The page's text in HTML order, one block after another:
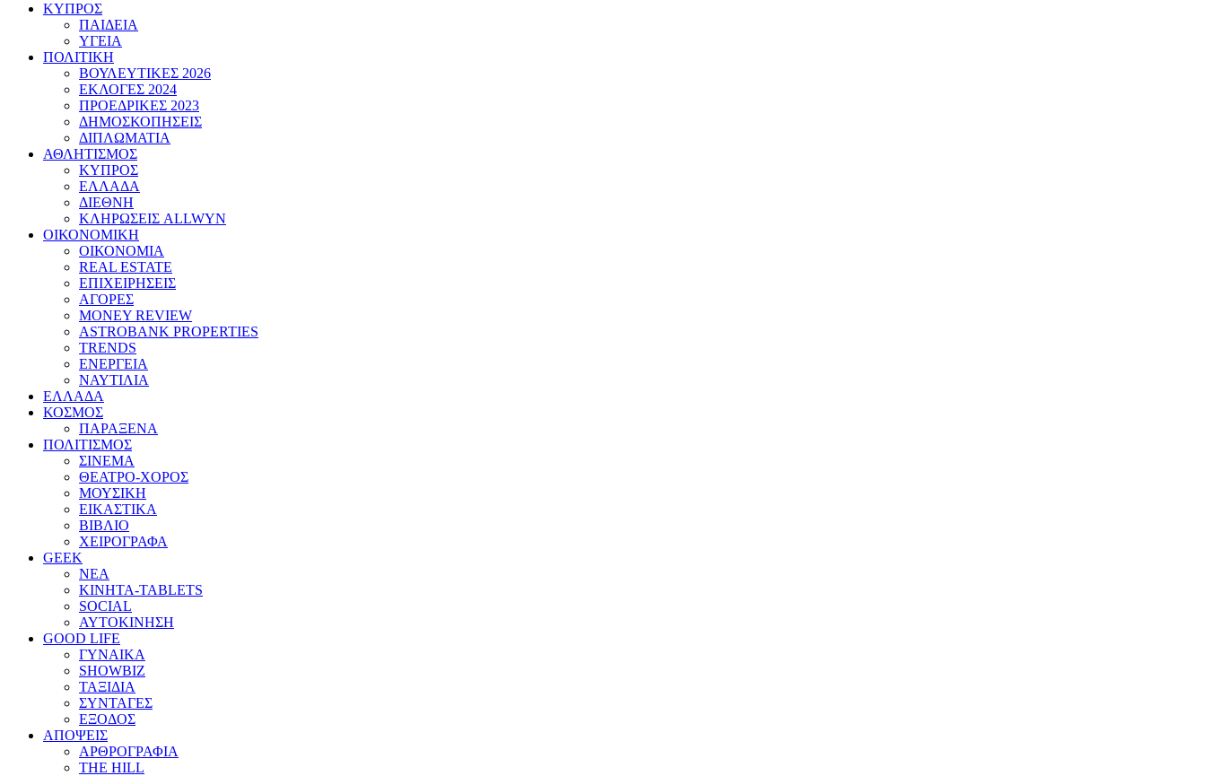
ΚΥΠΡΟΣ
ΠΑΙΔΕΙΑ
ΥΓΕΙΑ
ΠΟΛΙΤΙΚΗ
ΒΟΥΛΕΥΤΙΚΕΣ 2026
ΕΚΛΟΓΕΣ 2024
ΠΡΟΕΔΡΙΚΕΣ 2023
ΔΗΜΟΣΚΟΠΗΣΕΙΣ
ΔΙΠΛΩΜΑΤΙΑ
ΑΘΛΗΤΙΣΜΟΣ
ΚΥΠΡΟΣ
ΕΛΛΑΔΑ
ΔΙΕΘΝΗ
ΚΛΗΡΩΣΕΙΣ ALLWYN
ΟΙΚΟΝΟΜΙΚΗ
ΟΙΚΟΝΟΜΙΑ
REAL ESTATE
ΕΠΙΧΕΙΡΗΣΕΙΣ
ΑΓΟΡΕΣ
MONEY REVIEW
ASTROBANK PROPERTIES
TRENDS
ΕΝΕΡΓΕΙΑ
ΝΑΥΤΙΛΙΑ
ΕΛΛΑΔΑ
ΚΟΣΜΟΣ
ΠΑΡΑΞΕΝΑ
ΠΟΛΙΤΙΣΜΟΣ
ΣΙΝΕΜΑ
ΘΕΑΤΡΟ-ΧΟΡΟΣ
ΜΟΥΣΙΚΗ
ΕΙΚΑΣΤΙΚΑ
ΒΙΒΛΙΟ
ΧΕΙΡΟΓΡΑΦΑ
GEEK
ΝΕΑ
ΚΙΝΗΤΑ-TABLETS
SOCIAL
ΑΥΤΟΚΙΝΗΣΗ
GOOD LIFE
ΓΥΝΑΙΚΑ
SHOWBIZ
ΤΑΞΙΔΙΑ
ΣΥΝΤΑΓΕΣ
ΕΞΟΔΟΣ
ΑΠΟΨΕΙΣ
ΑΡΘΡΟΓΡΑΦΙΑ
THE HILL